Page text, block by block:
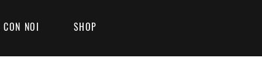
CON NOI SHOP